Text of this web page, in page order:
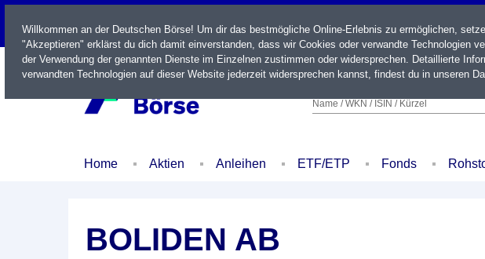
LIVE
Name / WKN / ISIN / Kürzel
Home Aktien Anleihen ETF/ETP Fonds
BOLIDEN AB
Willkommen an der Deutschen Börse! Um dir das bestmögliche Online-Erlebnis zu ermöglichen,
"Akzeptieren" erklärst du dich damit einverstanden, dass wir Cookies oder verwandte Technologien
der Verwendung der genannten Dienste im Einzelnen zustimmen oder widersprechen. Detaillierte
verwandten Technologien auf dieser Website jederzeit widersprechen kannst, findest du in unseren